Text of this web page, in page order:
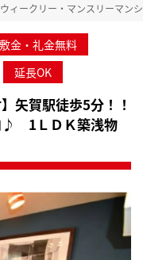
ィークリー・マンスリーマン
敷金・礼金無料
延長OK
矢賀駅徒歩5分！！
♪ 1ＬＤＫ築浅物